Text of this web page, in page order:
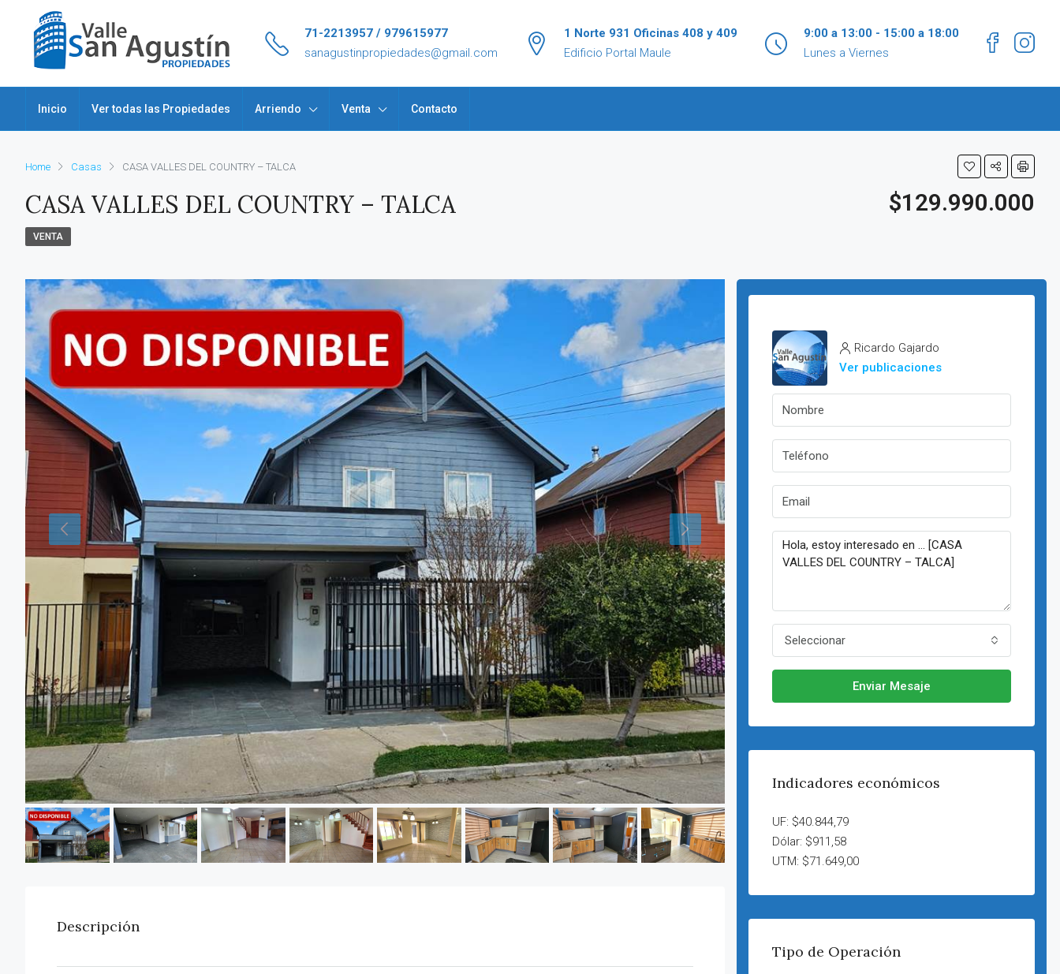
71-2213957 / 979615977
sanagustinpropiedades@gmail.com
1 Norte 931 Oficinas 408 y 409
Edificio Portal Maule
9:00 a 13:00 - 15:00 a 18:00
Lunes a Viernes
Inicio Ver todas las Propiedades Arriendo Venta Contacto
Home Casas CASA VALLES DEL COUNTRY – TALCA
CASA VALLES DEL COUNTRY – TALCA $129.990.000
VENTA
Descripción
Ricardo Gajardo
Ver publicaciones
Seleccionar
Enviar Mesaje
Indicadores económicos
UF: $40.844,79
Dólar: $911,58
UTM: $71.649,00
Tipo de Operación